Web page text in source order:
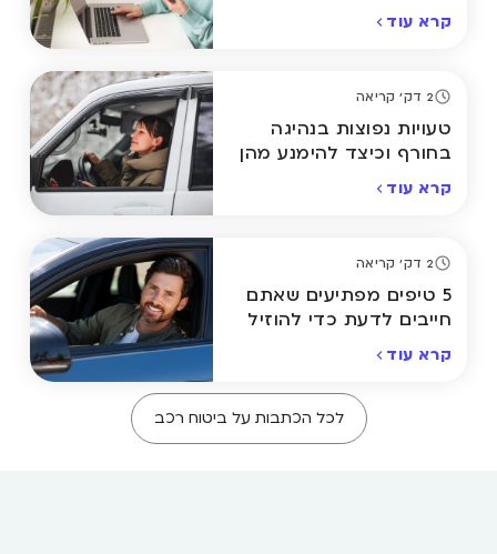
קרא עוד
2 דק' קריאה
טעויות נפוצות בנהיגה
בחורף וכיצד להימנע מהן
קרא עוד
2 דק' קריאה
5 טיפים מפתיעים שאתם
חייבים לדעת כדי להוזיל
קרא עוד
לכל הכתבות על ביטוח רכב